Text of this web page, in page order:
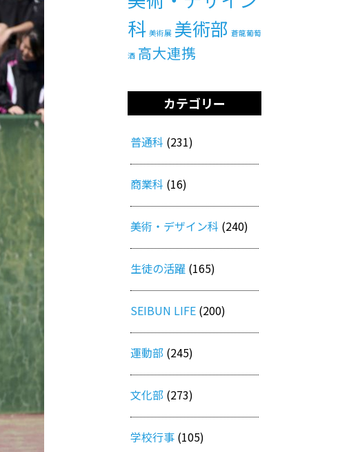
科 美術展 美術部 蒼龍葡萄
酒 高大連携
カテゴリー
普通科 (231)
商業科 (16)
美術・デザイン科 (240)
生徒の活躍 (165)
SEIBUN LIFE (200)
運動部 (245)
文化部 (273)
学校行事 (105)